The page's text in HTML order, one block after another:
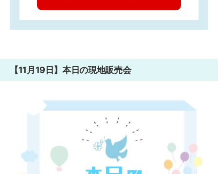
【11月19日】本日の現地販売会